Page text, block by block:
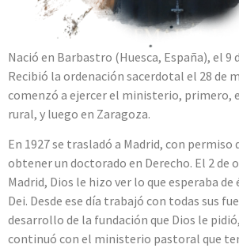
Nació en Barbastro (Huesca, España), el 9
Recibió la ordenación sacerdotal el 28 de
comenzó a ejercer el ministerio, primero,
rural, y luego en Zaragoza.
En 1927 se trasladó a Madrid, con permiso
obtener un doctorado en Derecho. El 2 de
Madrid, Dios le hizo ver lo que esperaba de
Dei. Desde ese día trabajó con todas sus
desarrollo de la fundación que Dios le
continuó con el ministerio pastoral que